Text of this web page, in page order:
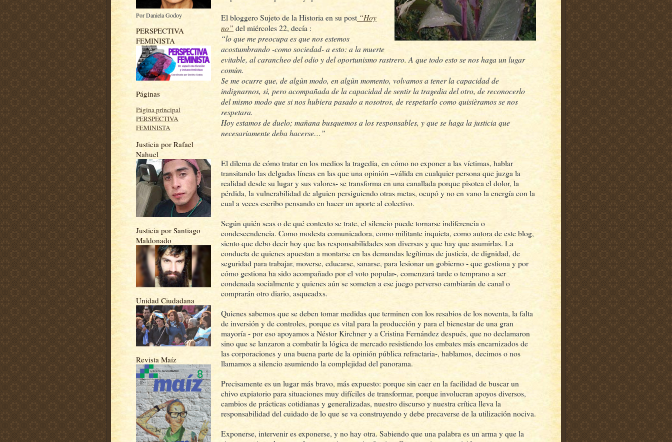
Por Daniela Godoy
PERSPECTIVA
FEMINISTA
Páginas
Página principal
PERSPECTIVA
FEMINISTA
Justicia por Rafael
Nahuel
Justicia por Santiago
Maldonado
Unidad Ciudadana
Revista Maíz
El bloggero Sujeto de la Historia en su post“Hoy
no” del miércoles 22, decía :
“lo que me preocupa es que nos estemos
acostumbrando -como sociedad- a esto: a la muerte
evitable, al carancheo del odio y del oportunismo rastrero. A que todo esto se nos haga un lugar
comùn.
Se me ocurre que, de algùn modo, en algùn momento, volvamos a tener la capacidad de
indignarnos, sì, pero acompañada de la capacidad de sentir la tragedia del otro, de reconocerlo
del mismo modo que si nos hubiera pasado a nosotros, de respetarlo como quisièramos se nos
respetara.
Hoy estamos de duelo; mañana busquemos a los responsables, y que se haga la justicia que
necesariamente deba hacerse…”
El dilema de cómo tratar en los medios la tragedia, en cómo no exponer a las víctimas, hablar
transitando las delgadas líneas en las que una opinión –válida en cualquier persona que juzga la
realidad desde su lugar y sus valores- se transforma en una canallada porque pisotea el dolor, la
pérdida, la vulnerabilidad de alguien persiguiendo otras metas, ocupó y no en vano la energía con la
cual a veces escribo pensando en hacer un aporte al colectivo.
Según quién seas o de qué contexto se trate, el silencio puede tornarse indiferencia o
condescendencia. Como modesta comunicadora, como militante inquieta, como autora de este blog,
siento que debo decir hoy que las responsabilidades son diversas y que hay que asumirlas. La
conducta de quienes apuestan a montarse en las demandas legítimas de justicia, de dignidad, de
seguridad para trabajar, moverse, educarse, sanarse, para lesionar un gobierno - que gestiona y por
cómo gestiona ha sido acompañado por el voto popular-, comenzará tarde o temprano a ser
condenada socialmente y quienes aún se someten a ese juego perverso cambiarán de canal o
comprarán otro diario, asqueadxs.
Quienes sabemos que se deben tomar medidas que terminen con los resabios de los noventa, la falta
de inversión y de controles, porque es vital para la producción y para el bienestar de una gran
mayoría - por eso apoyamos a Néstor Kirchner y a Cristina Fernández después, que no declamaron
sino que se lanzaron a combatir la lógica de mercado resistiendo los embates más encarnizados de
las corporaciones y una buena parte de la opinión pública refractaria-, hablamos, decimos o nos
llamamos a silencio asumiendo la complejidad del panorama.
Precisamente es un lugar más bravo, más expuesto: porque sin caer en la facilidad de buscar un
chivo expiatorio para situaciones muy difíciles de transformar, porque involucran apoyos diversos,
cambios de prácticas cotidianas y generalizadas, nuestro discurso y nuestra crítica lleva la
responsabilidad del cuidado de lo que se va construyendo y debe precaverse de la utilización nociva.
Exponerse, intervenir es exponerse, y no hay otra. Sabiendo que una palabra es un arma y que la